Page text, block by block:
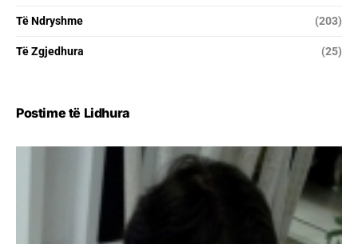
Të Ndryshme (203)
Të Zgjedhura (25)
Postime të Lidhura